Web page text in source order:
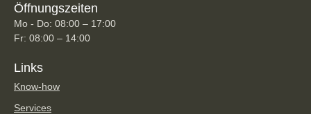
Öffnungszeiten
Mo - Do: 08:00 – 17:00
Fr: 08:00 – 14:00
Links
Know-how
Services